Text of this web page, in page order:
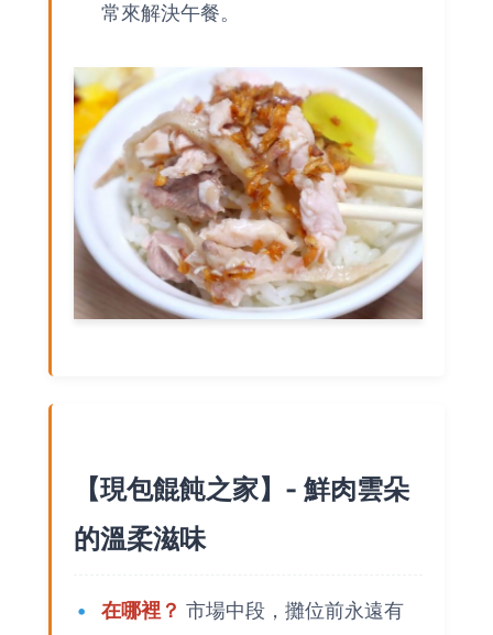
常來解決午餐。
【現包餛飩之家】- 鮮肉雲朵
的溫柔滋味
在哪裡？ 市場中段，攤位前永遠有